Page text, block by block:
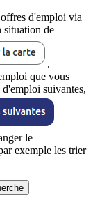
d'emploi via
situation de
.
que vous
suivantes,
le
exemple les trier